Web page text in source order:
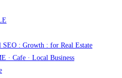
SEO : Growth : for Real Estate
· Cafe · Local Business